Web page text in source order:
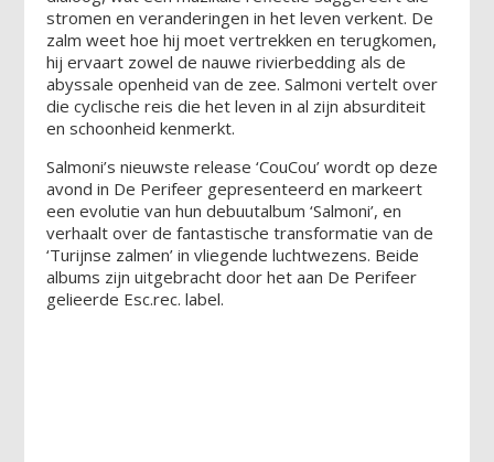
stromen en veranderingen in het leven verkent. De
zalm weet hoe hij moet vertrekken en terugkomen,
hij ervaart zowel de nauwe rivierbedding als de
abyssale openheid van de zee. Salmoni vertelt over
die cyclische reis die het leven in al zijn absurditeit
en schoonheid kenmerkt.
Salmoni’s nieuwste release ‘CouCou’ wordt op deze
avond in De Perifeer gepresenteerd en markeert
een evolutie van hun debuutalbum ‘Salmoni’, en
verhaalt over de fantastische transformatie van de
‘Turijnse zalmen’ in vliegende luchtwezens. Beide
albums zijn uitgebracht door het aan De Perifeer
gelieerde Esc.rec. label.